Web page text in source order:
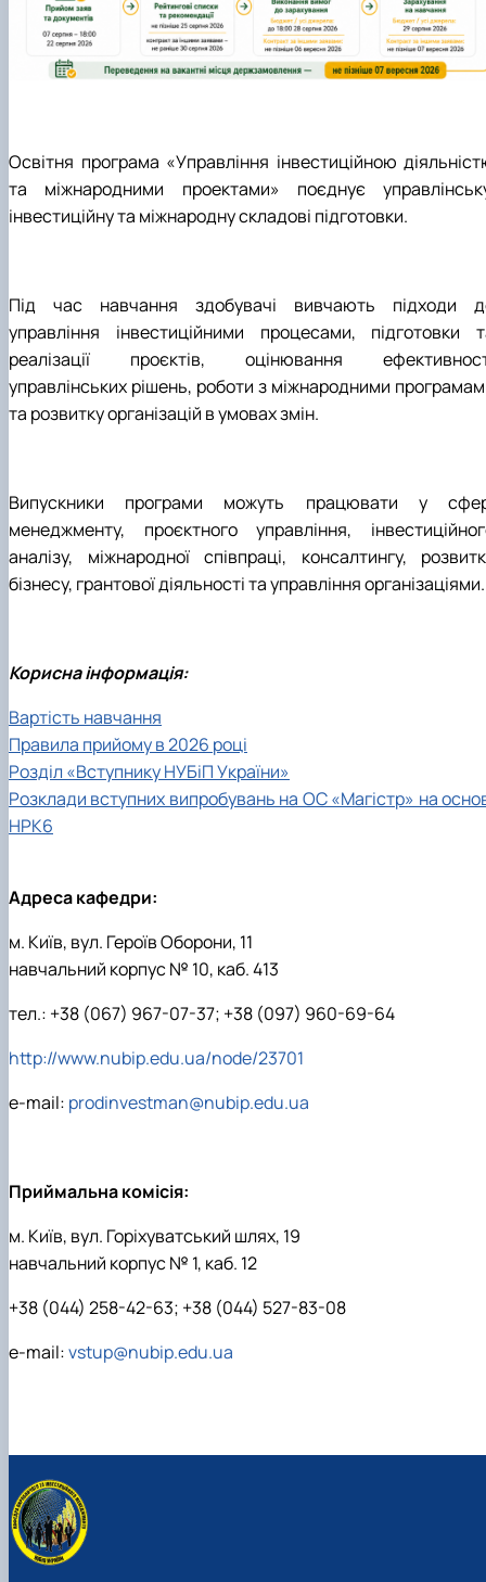
Освітня програма «Управління інвестиційною
та міжнародними проектами» поєднує
інвестиційну та міжнародну складові підготовки.
Під час навчання здобувачі вивчають підходи
управління інвестиційними процесами, підготовки
реалізації проєктів, оцінювання
управлінських рішень, роботи з міжнародними
та розвитку організацій в умовах змін.
Випускники програми можуть працювати у
менеджменту, проєктного управління,
аналізу, міжнародної співпраці, консалтингу,
бізнесу, грантової діяльності та управління організаціями.
Корисна інформація:
Вартість навчання
Правила прийому в 2026 році
Розділ «Вступнику НУБіП України»
Розклади вступних випробувань на ОС «Магістр» на
НРК6
Адреса кафедри:
м. Київ, вул. Героїв Оборони, 11
навчальний корпус № 10, каб. 413
тел.: +38 (067) 967-07-37; +38 (097) 960-69-64
http://www.nubip.edu.ua/node/23701
e-mail: prodinvestman@nubip.edu.ua
Приймальна комісія:
м. Київ, вул. Горіхуватський шлях, 19
навчальний корпус № 1, каб. 12
+38 (044) 258-42-63; +38 (044) 527-83-08
e-mail:vstup@nubip.edu.ua